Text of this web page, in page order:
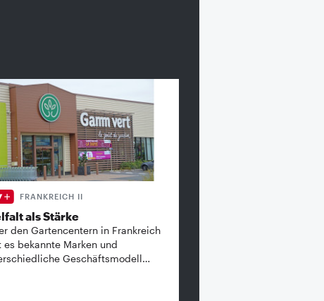
FRANKREICH II
als Stärke
den Gartencentern in Frankreich
es bekannte ­Marken und
Geschäftsmodell…